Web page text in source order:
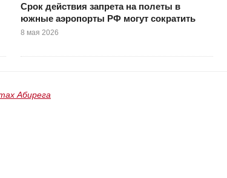
Срок действия запрета на полеты в
южные аэропорты РФ могут сократить
8 мая 2026
Абирега